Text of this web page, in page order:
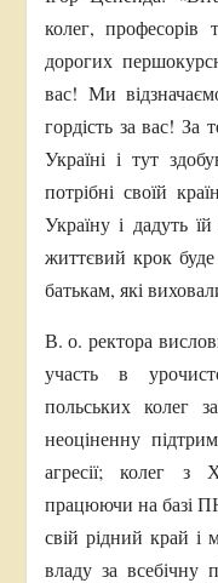
колег, професорів
дорогих
вас! Ми
гордість за вас!
Україні і тут
потрібні своїй
Україну і дадуть
життєвий крок
батькам, які
В. о. ректора
участь в
польських колег
неоціненну
агресії; колег з
працюючи на базі
свій рідний край і
владу за всебічну